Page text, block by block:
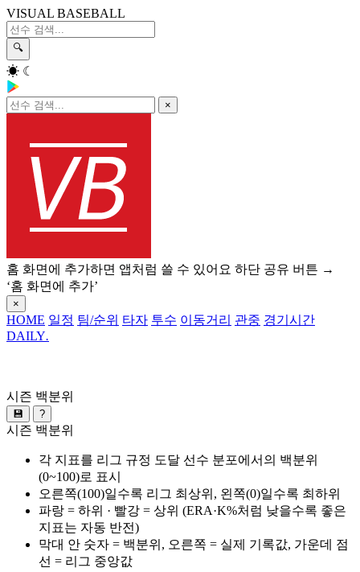
VISUAL BASEBALL
🔍
☀ ☾
×
홈 화면에 추가하면 앱처럼 쓸 수 있어요 하단 공유 버튼 →
‘홈 화면에 추가’
×
HOME 일정 팀/순위 타자 투수 이동거리 관중 경기시간
DAILY.
시즌 백분위
💾 ?
시즌 백분위
각 지표를 리그 규정 도달 선수 분포에서의 백분위
(0~100)로 표시
오른쪽(100)일수록 리그 최상위, 왼쪽(0)일수록 최하위
파랑 = 하위 · 빨강 = 상위 (ERA·K%처럼 낮을수록 좋은
지표는 자동 반전)
막대 안 숫자 = 백분위, 오른쪽 = 실제 기록값, 가운데 점
선 = 리그 중앙값